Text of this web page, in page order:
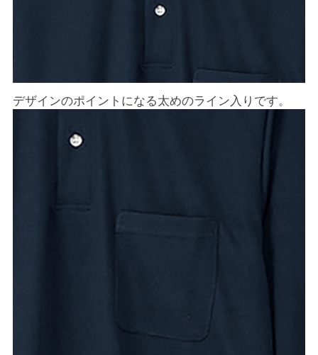
デザインのポイントになる太めのライン入りです。